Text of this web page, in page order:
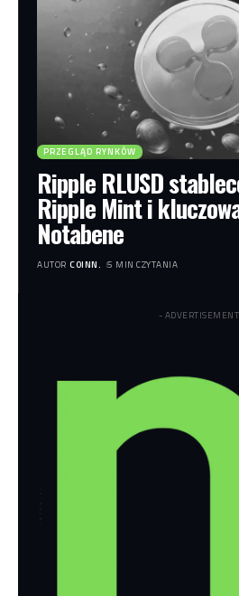
PRZEGLĄD RYNKÓW
Ripple RLUSD
Ripple Mint i
Notabene
AUTOR COINN. 5 MIN CZYTANIA
-